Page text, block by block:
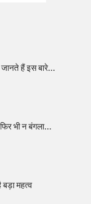
हैं इस बारे...
भी न बंगला...
महत्व